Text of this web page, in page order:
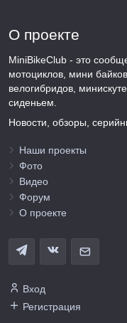
О проекте
MiniBikeClub - это
мотоциклов, мини
велогибридов,
сиденьем.
Новости, обзоры,
Наши проекты
Фото
Видео
Форум
О проекте
Вход
Регистрация